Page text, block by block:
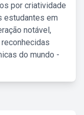
por criatividade
estudantes em
notável,
do mundo -